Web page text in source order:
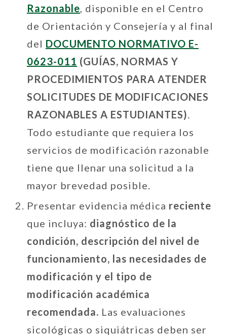
Razonable , disponible en el Centro
de Orientación y Consejería y al final
del DOCUMENTO NORMATIVO E-
0623-011 (GUÍAS, NORMAS Y
PROCEDIMIENTOS PARA ATENDER
SOLICITUDES DE MODIFICACIONES
RAZONABLES A ESTUDIANTES)
Todo estudiante que requiera los
servicios de modificación razonable
tiene que llenar una solicitud a la
mayor brevedad posible.
Presentar evidencia médica reciente
que incluya: diagnóstico de la
condición, descripción del nivel de
funcionamiento, las necesidades de
modificación y el tipo de
modificación académica
recomendada. Las evaluaciones
sicológicas o siquiátricas deben ser